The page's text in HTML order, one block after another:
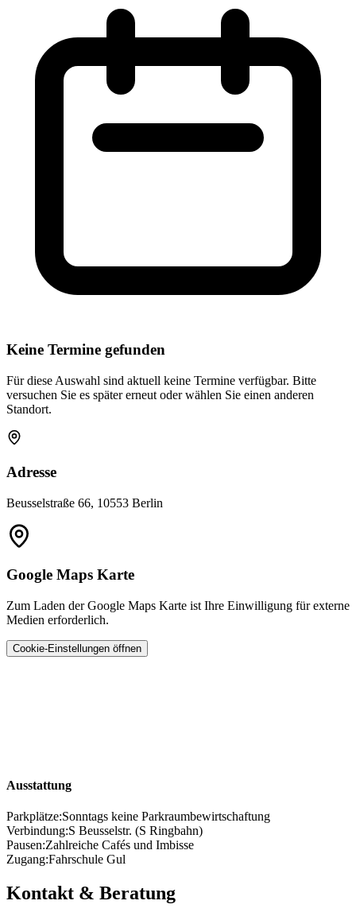
Keine Termine gefunden
Für diese Auswahl sind aktuell keine Termine verfügbar. Bitte
versuchen Sie es später erneut oder wählen Sie einen anderen
Standort.
Adresse
Beusselstraße 66, 10553 Berlin
Google Maps Karte
Zum Laden der Google Maps Karte ist Ihre Einwilligung für externe
Medien erforderlich.
Cookie-Einstellungen öffnen
Ausstattung
Parkplätze:Sonntags keine Parkraumbewirtschaftung
Verbindung:S Beusselstr. (S Ringbahn)
Pausen:Zahlreiche Cafés und Imbisse
Zugang:Fahrschule Gul
Kontakt & Beratung